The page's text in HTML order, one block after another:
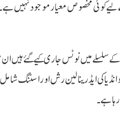
کوئی مخصوص معیار موجود نہیں ہے۔
سلسلے میں نوٹس جاری کیے گئے ہیں ان
انڈیا کی ایڈرینالین رش اور اسٹنگ
ہے۔